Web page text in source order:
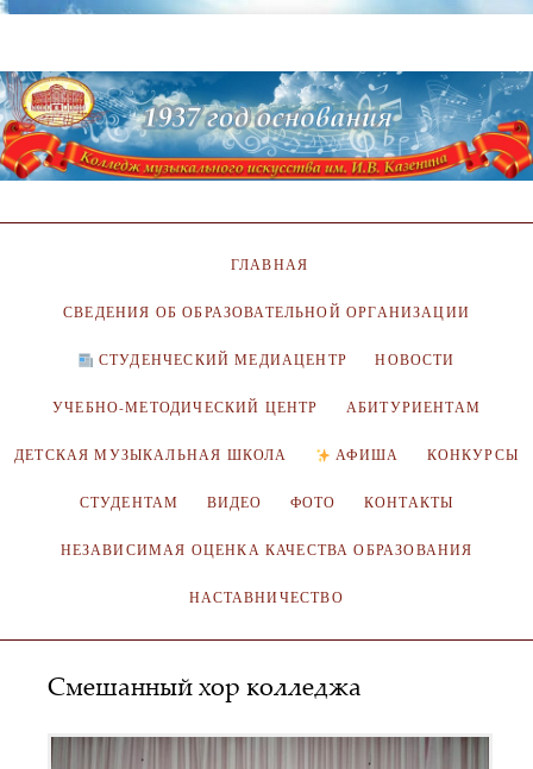
ГЛАВНАЯ
СВЕДЕНИЯ ОБ ОБРАЗОВАТЕЛЬНОЙ ОРГАНИЗАЦИИ
СТУДЕНЧЕСКИЙ МЕДИАЦЕНТР НОВОСТИ
УЧЕБНО-МЕТОДИЧЕСКИЙ ЦЕНТР АБИТУРИЕНТАМ
ДЕТСКАЯ МУЗЫКАЛЬНАЯ ШКОЛА АФИША КОНКУРСЫ
СТУДЕНТАМ ВИДЕО ФОТО КОНТАКТЫ
НЕЗАВИСИМАЯ ОЦЕНКА КАЧЕСТВА ОБРАЗОВАНИЯ
НАСТАВНИЧЕСТВО
Смешанный хор колледжа